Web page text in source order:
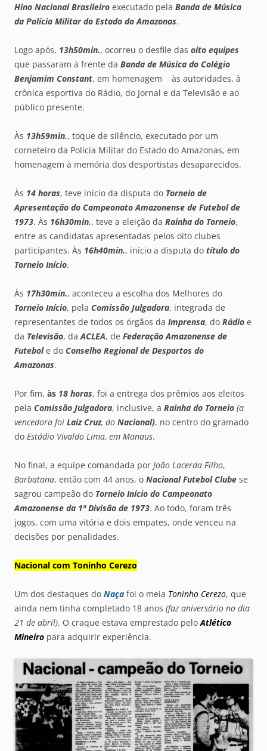
Hino Nacional Brasileiro executado pela Banda de Música
da Polícia Militar do Estado do Amazonas.
Logo após, 13h50min., ocorreu o desfile das oito equipes
que passaram à frente da Banda de Música do Colégio
Benjamim Constant, em homenagem às autoridades, à
crônica esportiva do Rádio, do Jornal e da Televisão e ao
público presente.
Às 13h59min., toque de silêncio, executado por um
corneteiro da Polícia Militar do Estado do Amazonas, em
homenagem à memória dos desportistas desaparecidos.
Às 14 horas, teve início da disputa do Torneio de
Apresentação do Campeonato Amazonense de Futebol de
1973. Às 16h30min., teve a eleição da Rainha do Torneio,
entre as candidatas apresentadas pelos oito clubes
participantes. Às 16h40min., início a disputa do título do
Torneio Início.
Às 17h30min., aconteceu a escolha dos Melhores do
Torneio Início, pela Comissão Julgadora, integrada de
representantes de todos os órgãos da Imprensa, do Rádio e
da Televisão, daACLEA, de Federação Amazonense de
Futebole do Conselho Regional de Desportos do
Amazonas.
Por fim, às 18 horas, foi a entrega dos prêmios aos eleitos
pela Comissão Julgadora, inclusive, a Rainha do Torneio (a
vencedora foi Laiz Cruz, do Nacional), no centro do gramado
do Estádio Vivaldo Lima, em Manaus.
No final, a equipe comandada por João Lacerda Filho,
Barbatana, então com 44 anos, o Nacional Futebol Clube se
sagrou campeão do Torneio Início do Campeonato
Amazonense da 1ª Divisão de 1973. Ao todo, foram três
jogos, com uma vitória e dois empates, onde venceu na
decisões por penalidades.
Nacional com Toninho Cerezo
Um dos destaques do Naça foi o meia Toninho Cerezo, que
ainda nem tinha completado 18 anos (faz aniversário no dia
21 de abril). O craque estava emprestado peloAtlético
Mineiro para adquirir experiência.